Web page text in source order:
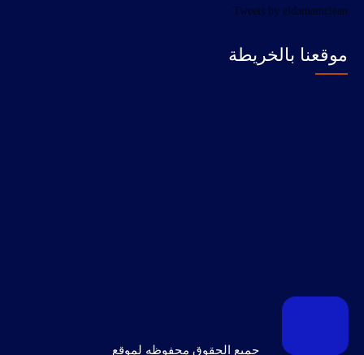
Tweets by eldamamclean
موقعنا بالخريطة
جميع الحقوق محفوظه لموقع